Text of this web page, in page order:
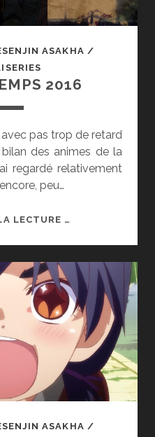
ASAKHA /
2016
avec pas trop de retard
des animes de la
regardé relativement
peu…
LECTURE …
ASAKHA /